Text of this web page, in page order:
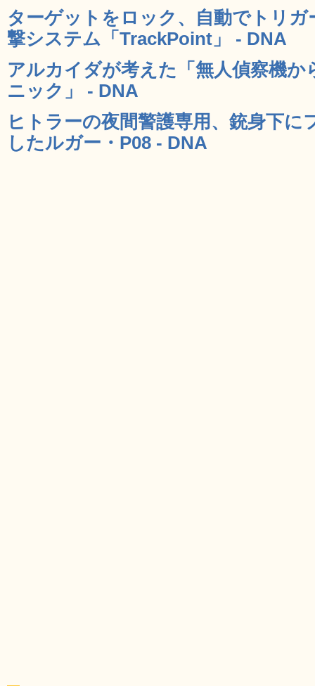
ターゲットをロック、自動でトリ
撃システム「TrackPoint」 - DNA
アルカイダが考えた「無人偵察機
ニック」 - DNA
ヒトラーの夜間警護専用、銃身下
したルガー・P08 - DNA